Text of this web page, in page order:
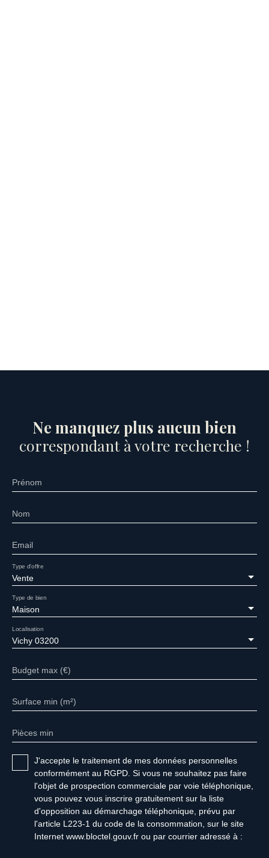
Ne manquez plus aucun bien
correspondant à votre recherche !
Prénom
Nom
Email
Vente
Type d'offre
Maison
Type de bien
Vichy 03200
Localisation
Budget max (€)
Surface min (m²)
Pièces min
J'accepte le traitement de mes données personnelles
conformément au RGPD. Si vous ne souhaitez pas faire
l'objet de prospection commerciale par voie téléphonique,
vous pouvez vous inscrire gratuitement sur la liste
d'opposition au démarchage téléphonique, prévu par
l'article L223-1 du code de la consommation, sur le site
Internet www.bloctel.gouv.fr ou par courrier adressé à :